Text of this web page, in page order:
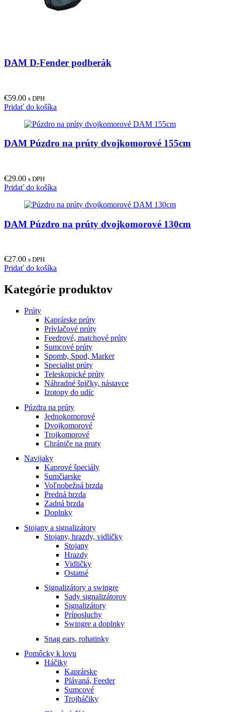
DAM D-Fender podberák
€59.00 s DPH
Pridať do košíka
DAM Púzdro na prúty dvojkomorové 155cm
€29.00 s DPH
Pridať do košíka
DAM Púzdro na prúty dvojkomorové 130cm
€27.00 s DPH
Pridať do košíka
Kategórie produktov
Prúty
Kaprárske prúty
Prívlačové prúty
Feedrové, matchové prúty
Sumcové prúty
Spomb, Spod, Marker
Specialist prúty
Teleskopické prúty
Náhradné špičky, nástavce
Izotopy do udíc
Púzdra na prúty
Jednokomorové
Dvojkomorové
Trojkomorové
Chrániče na pruty
Navijaky
Kaprové špeciály
Sumčiarske
Voľnobežná brzda
Predná brzda
Zadná brzda
Doplnky
Stojany a signalizátory
Stojany, hrazdy, vidličky
Stojany
Hrazdy
Vidličky
Ostatné
Signalizátory a swingre
Sady signalizátorov
Signalizátory
Príposluchy
Swingre a doplnky
Snag ears, rohatinky
Pomôcky k lovu
Háčiky
Kaprárske
Plávaná, Feeder
Sumcové
Trojháčiky